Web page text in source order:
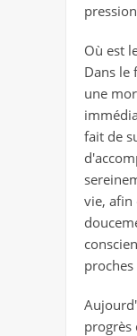
Où est
Dans le
une
fait de
vie, afin
proches
progrès